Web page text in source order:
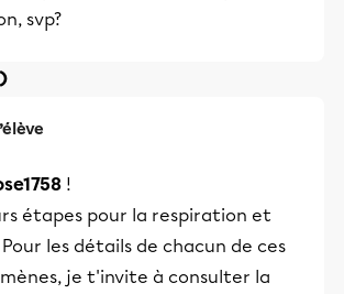
svp?
!
étapes pour la respiration et
les détails de chacun de ces
je t'invite à consulter la